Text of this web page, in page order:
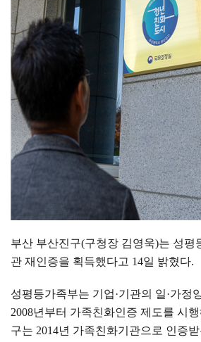
부산 부산진구(구청장 김영욱)는 성평
관 재인증을 획득했다고 14일 밝혔다.
성평등가족부는 기업·기관의 일·가정
2008년부터 가족친화인증 제도를 시
구는 2014년 가족친화기관으로 인증